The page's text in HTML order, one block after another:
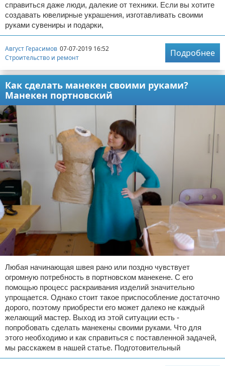
справиться даже люди, далекие от техники. Если вы хотите
создавать ювелирные украшения, изготавливать своими
руками сувениры и подарки,
Август Герасимов 07-07-2019 16:52
Строительство и ремонт
Подробнее
Как сделать манекен своими руками?
Манекен портновский
Любая начинающая швея рано или поздно чувствует
огромную потребность в портновском манекене. С его
помощью процесс раскраивания изделий значительно
упрощается. Однако стоит такое приспособление достаточно
дорого, поэтому приобрести его может далеко не каждый
желающий мастер. Выход из этой ситуации есть -
попробовать сделать манекены своими руками. Что для
этого необходимо и как справиться с поставленной задачей,
мы расскажем в нашей статье. Подготовительный